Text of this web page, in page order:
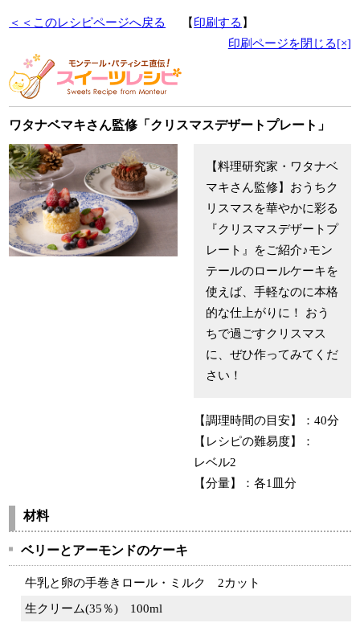
＜＜このレシピページへ戻る 【 印刷する 】
印刷ページを閉じる[×]
ワタナベマキさん監修「クリスマスデザートプレート」
【料理研究家・ワタナベ
マキさん監修】おうちク
リスマスを華やかに彩る
『クリスマスデザートプ
レート』をご紹介♪モン
テールのロールケーキを
使えば、手軽なのに本格
的な仕上がりに！ おう
ちで過ごすクリスマス
に、ぜひ作ってみてくだ
さい！
【調理時間の目安】：40分
【レシピの難易度】：
レベル2
【分量】：各1皿分
材料
ベリーとアーモンドのケーキ
牛乳と卵の手巻きロール・ミルク
2カット
生クリーム(35％)
100ml